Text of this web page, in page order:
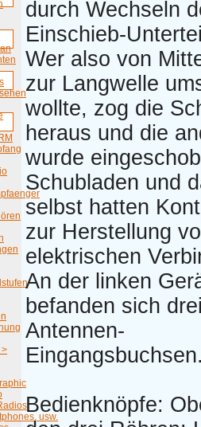
>
usw.
durch Wechseln
Einschieb-
Wer also von
zur Langwelle
wollte, zog die
heraus und die
wurde
Schubladen und
selbst hatten
zur Herstellung
elektrischen
An der linken
befanden sich
Antennen-
Bedienknöpfe: